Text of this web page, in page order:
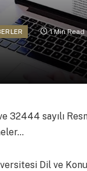
1 Min Read
32444 sayılı
Dil ve